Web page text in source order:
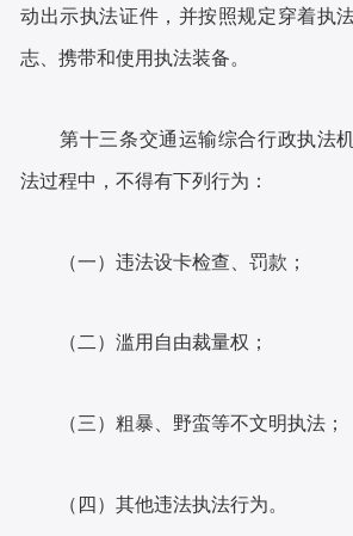
动出示执法证件，并按照规定穿着执
志、携带和使用执法装备。
第十三条交通运输综合行政执法机
法过程中，不得有下列行为：
（一）违法设卡检查、罚款；
（二）滥用自由裁量权；
（三）粗暴、野蛮等不文明执法；
（四）其他违法执法行为。